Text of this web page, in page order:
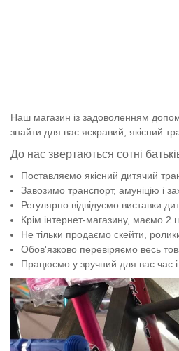
Наш магазин із задоволенням
знайти для вас яскравий, якісний
До нас звертаються сотні
Поставляємо якісний дитячий
Завозимо транспорт, амуніцію і
Регулярно відвідуємо виставки
Крім інтернет-магазину, маємо 2
Не тільки продаємо скейти,
Обов'язково перевіряємо весь
Працюємо у зручний для вас час і